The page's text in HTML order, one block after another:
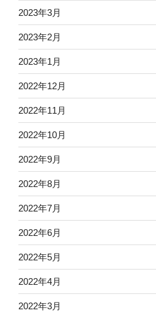
2023年3月
2023年2月
2023年1月
2022年12月
2022年11月
2022年10月
2022年9月
2022年8月
2022年7月
2022年6月
2022年5月
2022年4月
2022年3月